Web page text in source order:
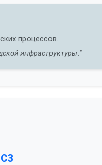
процессов.
инфраструктуры."